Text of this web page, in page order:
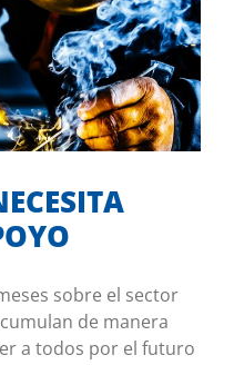
MUCHO MÁS
sobre el sector
de manera
a todos por el futuro